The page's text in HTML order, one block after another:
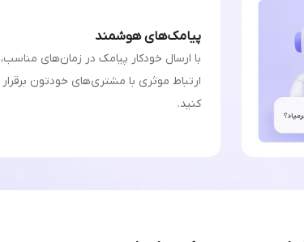
پیامک‌های هوشمند
با ارسال خودکار پیامک در زمان‌های مناسب،
ارتباط موثری با مشتری‌های خودتون برقرار
کنید.